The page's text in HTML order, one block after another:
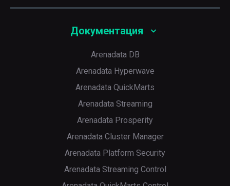
Документация
Arenadata DB
Arenadata Hyperwave
Arenadata QuickMarts
Arenadata Streaming
Arenadata Prosperity
Arenadata Cluster Manager
Arenadata Platform Security
Arenadata Streaming Control